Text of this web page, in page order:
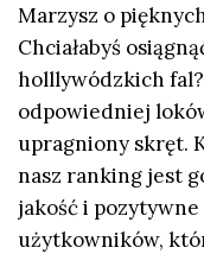
Marzysz o
Chciałabyś
holllywódzkich
odpowiedniej
upragniony skręt.
nasz ranking jest
jakość i
użytkowników,